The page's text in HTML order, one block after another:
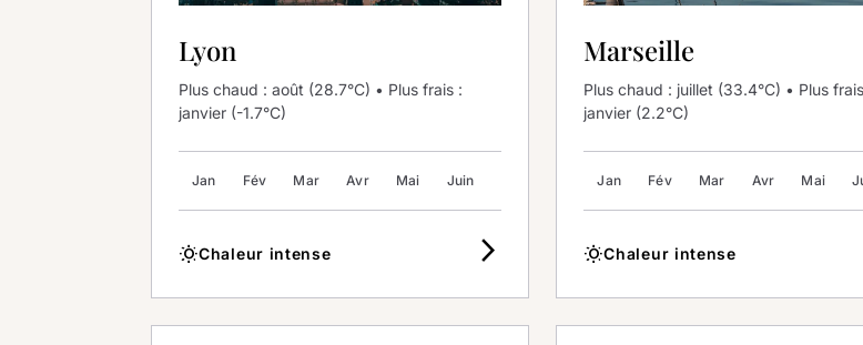
Lyon
Plus chaud : août (28.7°C) • Plus frais :
janvier (-1.7°C)
Jan Fév Mar Avr Mai Juin Sep Oct Nov Déc
wb_sunnyChaleur intense arrow_forward_ios
Marseille
Plus chaud : juillet (33.4°C) • Plus
janvier (2.2°C)
Jan Fév Mar Avr Mai
wb_sunnyChaleur intense